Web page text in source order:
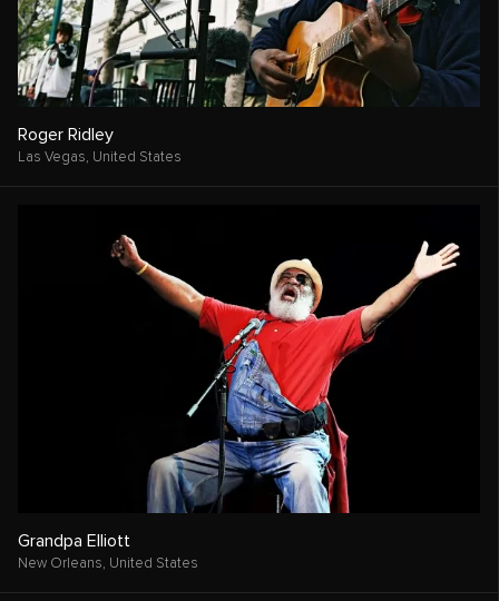
Roger Ridley
Las Vegas, United States
Grandpa Elliott
New Orleans, United States